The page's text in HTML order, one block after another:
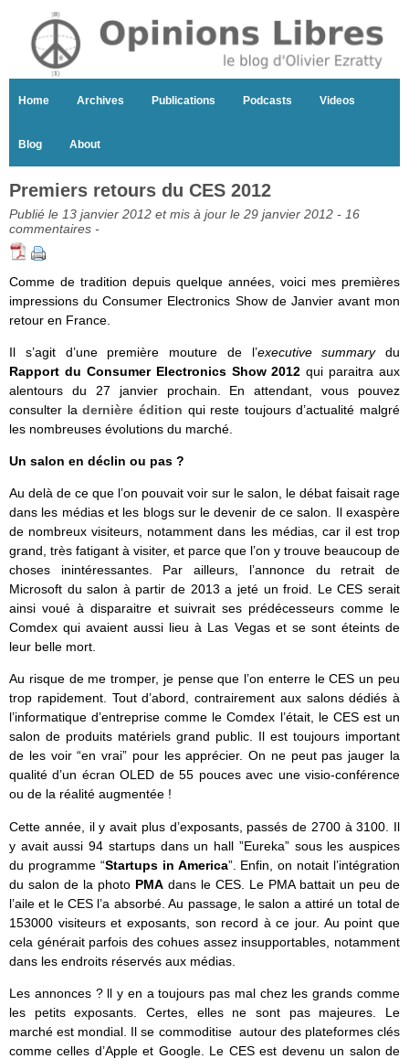
Home Archives Publications Podcasts Videos
Blog About
Premiers retours du CES 2012
Publié le 13 janvier 2012 et mis à jour le 29 janvier 2012 - 16
commentaires -
Comme de tradition depuis quelque années, voici mes premières
impressions du Consumer Electronics Show de Janvier avant mon
retour en France.
Il s’agit d’une première mouture de l’executive summary du
Rapport du Consumer Electronics Show 2012 qui paraitra aux
alentours du 27 janvier prochain. En attendant, vous pouvez
consulter ladernière édition qui reste toujours d’actualité malgré
les nombreuses évolutions du marché.
Un salon en déclin ou pas ?
Au delà de ce que l’on pouvait voir sur le salon, le débat faisait rage
dans les médias et les blogs sur le devenir de ce salon. Il exaspère
de nombreux visiteurs, notamment dans les médias, car il est trop
grand, très fatigant à visiter, et parce que l’on y trouve beaucoup de
choses inintéressantes. Par ailleurs, l’annonce du retrait de
Microsoft du salon à partir de 2013 a jeté un froid. Le CES serait
ainsi voué à disparaitre et suivrait ses prédécesseurs comme le
Comdex qui avaient aussi lieu à Las Vegas et se sont éteints de
leur belle mort.
Au risque de me tromper, je pense que l’on enterre le CES un peu
trop rapidement. Tout d’abord, contrairement aux salons dédiés à
l’informatique d’entreprise comme le Comdex l’était, le CES est un
salon de produits matériels grand public. Il est toujours important
de les voir “en vrai” pour les apprécier. On ne peut pas jauger la
qualité d’un écran OLED de 55 pouces avec une visio-conférence
ou de la réalité augmentée !
Cette année, il y avait plus d’exposants, passés de 2700 à 3100. Il
y avait aussi 94 startups dans un hall ”Eureka” sous les auspices
du programme “Startups in America”. Enfin, on notait l’intégration
du salon de la photo PMA dans le CES. Le PMA battait un peu de
l’aile et le CES l’a absorbé. Au passage, le salon a attiré un total de
153000 visiteurs et exposants, son record à ce jour. Au point que
cela générait parfois des cohues assez insupportables, notamment
dans les endroits réservés aux médias.
Les annonces ? ll y en a toujours pas mal chez les grands comme
les petits exposants. Certes, elles ne sont pas majeures. Le
marché est mondial. Il se commoditise autour des plateformes clés
comme celles d’Apple et Google. Le CES est devenu un salon de